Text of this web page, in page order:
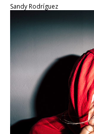
Sandy Rodríguez